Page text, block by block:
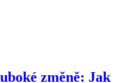
změně: Jak